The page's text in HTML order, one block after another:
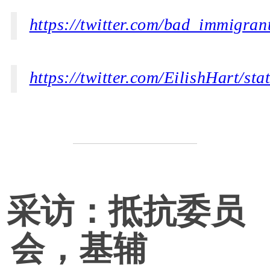
https://twitter.com/
https://twitter.com/EilishHart/
采访：抵抗委员
会，基辅